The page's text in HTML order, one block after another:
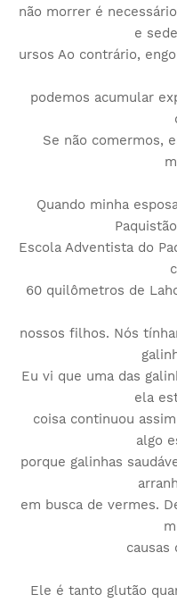
não morrer é
e
ursos Ao contrário,
podemos acumular
Se não comermos,
Quando minha
Escola Adventista do
60 quilômetros de
nossos filhos. Nós
Eu vi que uma das
ela
coisa continuou
algo
porque galinhas
em busca de vermes.
causas
Ele é tanto glutão